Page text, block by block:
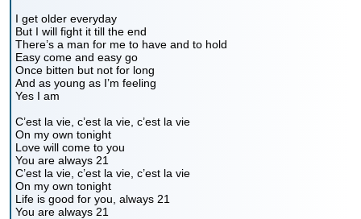
I get older everyday
But I will fight it till the end
There’s a man for me to have and to hold
Easy come and easy go
Once bitten but not for long
And as young as I’m feeling
Yes I am
C’est la vie, c’est la vie, c’est la vie
On my own tonight
Love will come to you
You are always 21
C’est la vie, c’est la vie, c’est la vie
On my own tonight
Life is good for you, always 21
You are always 21